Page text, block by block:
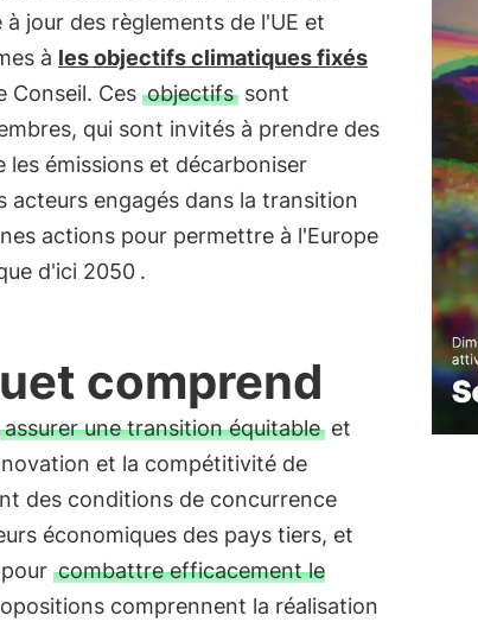
jour des règlements de l'UE et
à les objectifs climatiques fixés
Conseil. Ces objectifssont
qui sont invités à prendre des
les émissions et décarboniser
acteurs engagés dans la transition
actions pour permettre à l'Europe
d'ici 2050 .
comprend
assurer une transition équitableet
et la compétitivité de
des conditions de concurrence
économiques des pays tiers, et
combattre efficacement le
comprennent la réalisation